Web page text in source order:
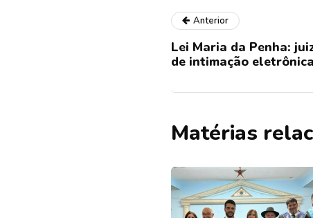
Anterior
Lei Maria da Penha:
de intimação eletrônica
Matérias